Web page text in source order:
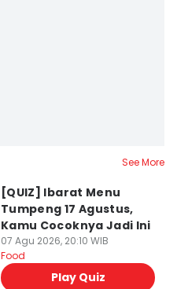
See More
[QUIZ] Ibarat Menu
Tumpeng 17 Agustus,
Kamu Cocoknya Jadi Ini
07 Agu 2026, 20:10 WIB
Food
Play Quiz